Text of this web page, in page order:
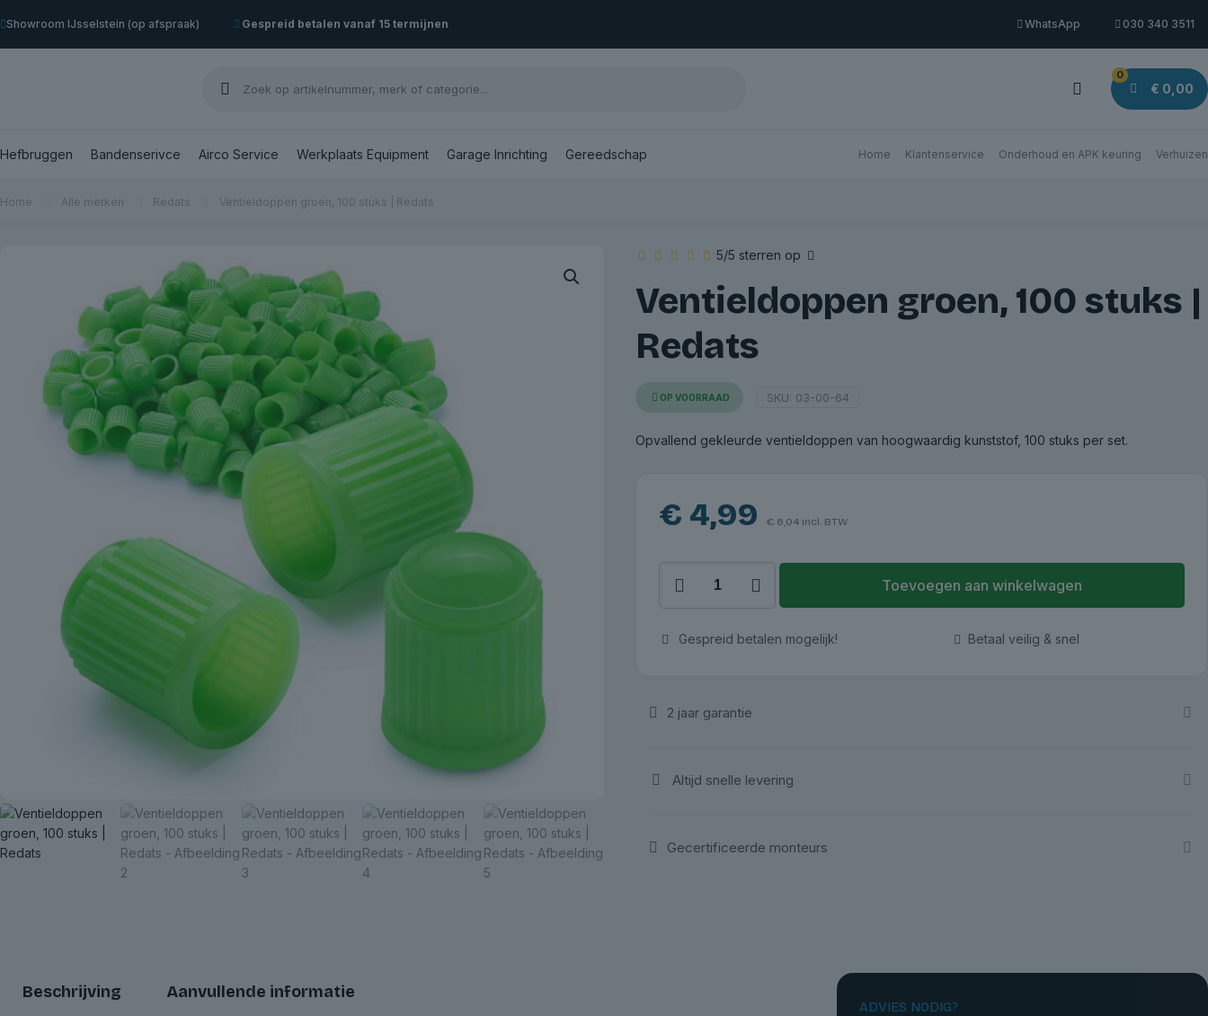
Showroom IJsselstein (op afspraak) Gespreid betalen vanaf 15 termijnen WhatsApp 030 340 3511
0
€ 0,00
Hefbruggen Bandenserivce Airco Service Werkplaats Equipment Garage Inrichting Gereedschap Home Klantenservice Onderhoud en APK keuring Verhuizen
Home Alle merken Redats Ventieldoppen groen, 100 stuks | Redats
5/5 sterren op
Ventieldoppen groen, 100 stuks |
Redats
OP VOORRAAD SKU: 03-00-64
Opvallend gekleurde ventieldoppen van hoogwaardig kunststof, 100 stuks per set.
€ 4,99 € 6,04 incl. BTW
groen,
Toevoegen aan winkelwagen
Gespreid betalen mogelijk! Betaal veilig & snel
2 jaar garantie
Altijd snelle levering
Gecertificeerde monteurs
Beschrijving Aanvullende informatie
ADVIES NODIG?